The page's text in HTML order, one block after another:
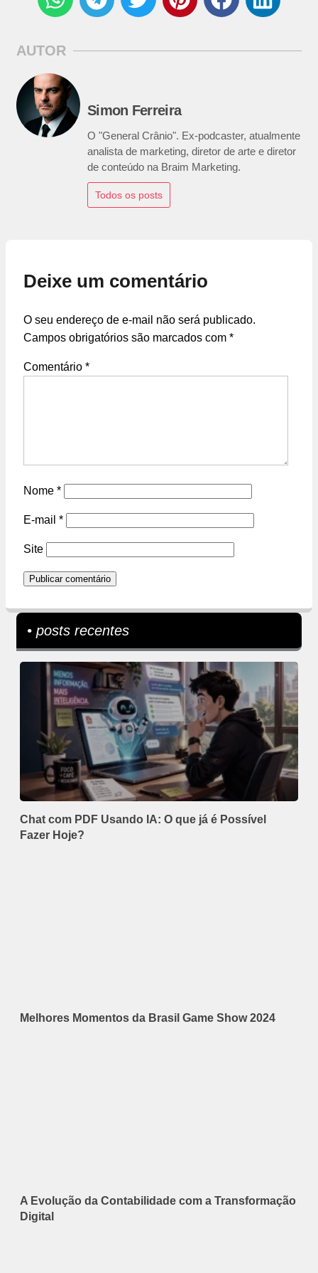
AUTOR
Simon Ferreira
O "General Crânio". Ex-podcaster, atualmente
analista de marketing, diretor de arte e diretor
de conteúdo na Braim Marketing.
Todos os posts
Deixe um comentário
O seu endereço de e-mail não será publicado.
Campos obrigatórios são marcados com *
Comentário *
Nome *
E-mail *
Site
• posts recentes
Chat com PDF Usando IA: O que já é Possível
Fazer Hoje?
Melhores Momentos da Brasil Game Show 2024
A Evolução da Contabilidade com a Transformação
Digital